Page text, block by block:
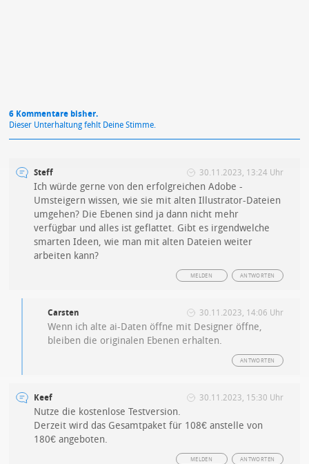
6 Kommentare bisher.
Dieser Unterhaltung fehlt Deine Stimme.
Steff 30.11.2023, 13:24 Uhr
Ich würde gerne von den erfolgreichen Adobe -
Umsteigern wissen, wie sie mit alten Illustrator-Dateien
umgehen? Die Ebenen sind ja dann nicht mehr
verfügbar und alles ist geflattet. Gibt es irgendwelche
smarten Ideen, wie man mit alten Dateien weiter
arbeiten kann?
ANTWORTEN
MELDEN
Carsten 30.11.2023, 14:06 Uhr
Wenn ich alte ai-Daten öffne mit Designer öffne,
bleiben die originalen Ebenen erhalten.
ANTWORTEN
Keef 30.11.2023, 15:30 Uhr
Nutze die kostenlose Testversion.
Derzeit wird das Gesamtpaket für 108€ anstelle von
180€ angeboten.
ANTWORTEN
MELDEN